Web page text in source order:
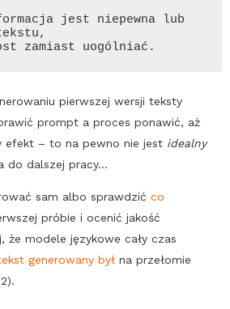
jest niepewna lub
zamiast uogólniać.
pierwszej wersji teksty
prompt a proces ponawić, aż
efekt – to na pewno nie jest idealny
do dalszej pracy…
sam albo sprawdzić co
próbie i ocenić jakość
że modele językowe cały czas
generowany był na przełomie